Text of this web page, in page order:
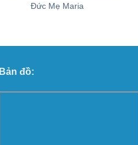
Đức Mẹ Maria
Bản đồ: